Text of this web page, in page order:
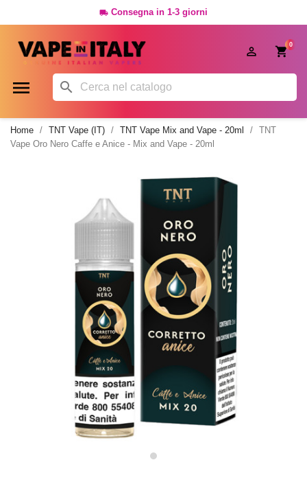
 Consegna in 1-3 giorni
0

 
Home TNT Vape (IT) TNT Vape Mix and Vape - 20ml
TNT
Vape Oro Nero Caffe e Anice - Mix and Vape - 20ml